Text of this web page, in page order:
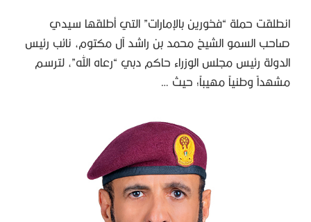
انطلقت حملة “فخورين بالإمارات” التي أطلقها سيدي
صاحب السمو الشيخ محمد بن راشد آل مكتوم، نائب رئيس
الدولة رئيس مجلس الوزراء حاكم دبي “رعاه الله”، لترسم
مشهداً وطنياً مهيباً؛ حيث …